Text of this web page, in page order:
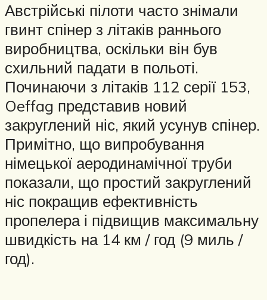
Австрійські пілоти часто знімали
гвинт спінер з літаків раннього
виробництва, оскільки він був
схильний падати в польоті.
Починаючи з літаків 112 серії 153,
Oeffag представив новий
закруглений ніс, який усунув спінер.
Примітно, що випробування
німецької аеродинамічної труби
показали, що простий закруглений
ніс покращив ефективність
пропелера і підвищив максимальну
швидкість на 14 км / год (9 миль /
год).